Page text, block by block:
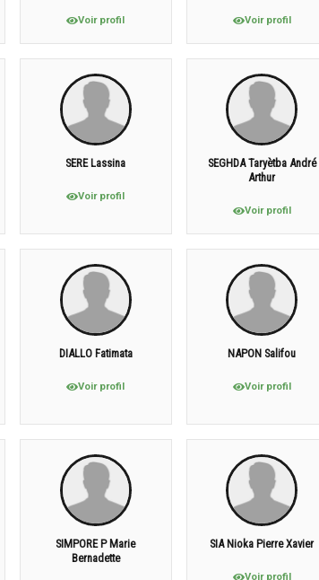
Voir profil Voir profil
SERE Lassina
Voir profil
SEGHDA Taryètba André
Arthur
Voir profil
DIALLO Fatimata
Voir profil
NAPON Salifou
Voir profil
SIMPORE P Marie
Bernadette
SIA Nioka Pierre Xavier
Voir profil